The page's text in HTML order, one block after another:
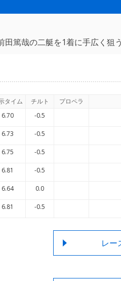
篤哉の二艇を1着に手広く狙う
タイム チルト プロペラ
6.70 -0.5
6.73 -0.5
6.75 -0.5
6.81 -0.5
6.64 0.0
6.81 -0.5
レー